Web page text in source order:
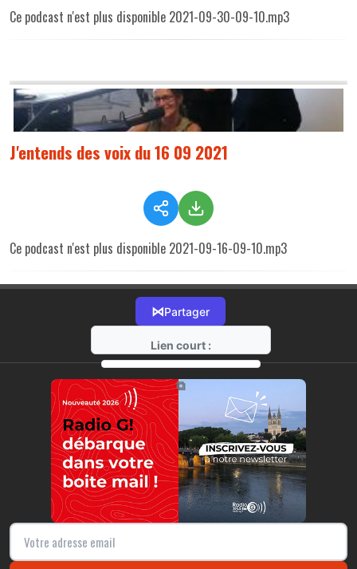
Ce podcast n'est plus disponible 2021-09-30-09-10.mp3
J'entends des voix du 16 09 2021
Ce podcast n'est plus disponible 2021-09-16-09-10.mp3
⋈Partager
Lien court :
https://radio-g.fr?r198
⧉